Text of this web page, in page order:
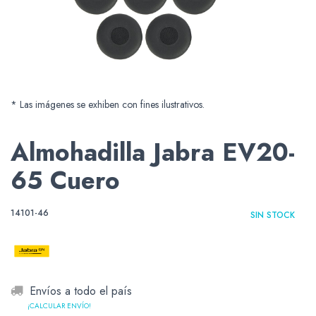
* Las imágenes se exhiben con fines ilustrativos.
Almohadilla Jabra EV20-
65 Cuero
14101-46 SIN STOCK
Envíos a todo el país
¡CALCULAR ENVÍO!